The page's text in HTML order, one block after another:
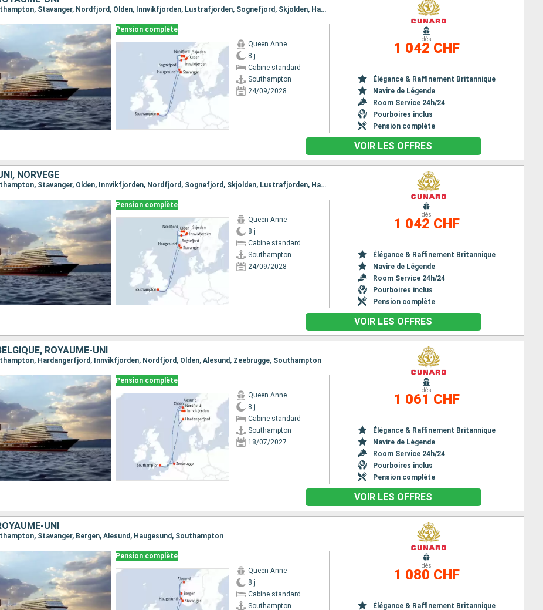
Itinéraire : Southampton, Stavanger, Nordfjord, Olden, Innvikfjorden, Lustrafjorden, Sognefjord, Skjolden, Haugesund, Southampton
Pension complète
Queen Anne
8 j
Cabine standard
Southampton
24/09/2028
dès
1 042 CHF
Élégance & Raffinement Britannique
Navire de Légende
Room Service 24h/24
Pourboires inclus
Pension complète
VOIR LES OFFRES
NORVÈGE
Itinéraire : Southampton, Stavanger, Olden, Innvikfjorden, Nordfjord, Sognefjord, Skjolden, Lustrafjorden, Haugesund, Southampton
Pension complète
Queen Anne
8 j
Cabine standard
Southampton
24/09/2028
dès
1 042 CHF
Élégance & Raffinement Britannique
Navire de Légende
Room Service 24h/24
Pourboires inclus
Pension complète
VOIR LES OFFRES
ROYAUME-UNI
Hardangerfjord, Innvikfjorden, Nordfjord, Olden, Alesund, Zeebrugge, Southampton
Pension complète
Queen Anne
8 j
Cabine standard
Southampton
18/07/2027
dès
1 061 CHF
Élégance & Raffinement Britannique
Navire de Légende
Room Service 24h/24
Pourboires inclus
Pension complète
VOIR LES OFFRES
UNI
Stavanger, Bergen, Alesund, Haugesund, Southampton
Pension complète
Queen Anne
8 j
Cabine standard
Southampton
dès
1 080 CHF
Élégance & Raffinement Britannique